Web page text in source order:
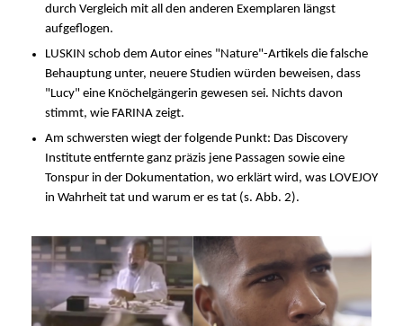
durch Vergleich mit all den anderen Exemplaren längst
aufgeflogen.
LUSKIN schob dem Autor eines "Nature"-Artikels die falsche
Behauptung unter, neuere Studien würden beweisen, dass
"Lucy" eine Knöchelgängerin gewesen sei. Nichts davon
stimmt, wie FARINA zeigt.
Am schwersten wiegt der folgende Punkt: Das Discovery
Institute entfernte ganz präzis jene Passagen sowie eine
Tonspur in der Dokumentation, wo erklärt wird, was LOVEJOY
in Wahrheit tat und warum er es tat (s. Abb. 2).